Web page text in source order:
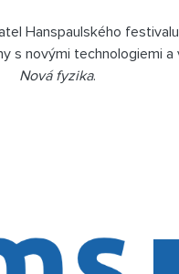
Hanspaulského
s novými technologiemi
Nová fyzika.